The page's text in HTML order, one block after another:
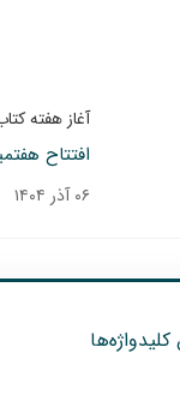
آغاز هفته
۰۶ آذر ۱۴۰۴
کلیدواژه‌ها